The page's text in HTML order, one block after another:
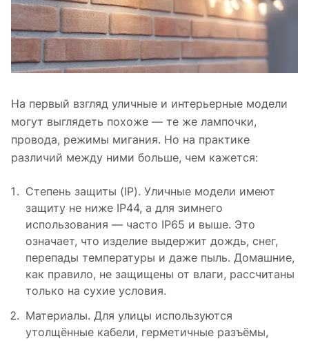
На первый взгляд уличные и интерьерные модели
могут выглядеть похоже — те же лампочки,
провода, режимы мигания. Но на практике
различий между ними больше, чем кажется:
Степень защиты (IP). Уличные модели имеют
защиту не ниже IP44, а для зимнего
использования — часто IP65 и выше. Это
означает, что изделие выдержит дождь, снег,
перепады температуры и даже пыль. Домашние,
как правило, не защищены от влаги, рассчитаны
только на сухие условия.
Материалы. Для улицы используются
утолщённые кабели, герметичные разъёмы,